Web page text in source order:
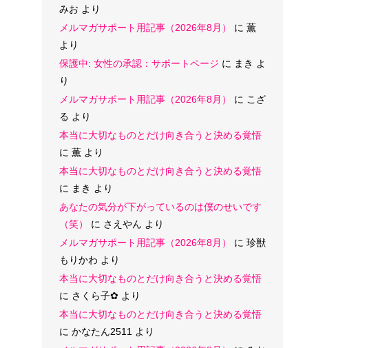
みお より
メルマガサポート用記事（2026年8月）
に 薫
より
保護中: 女性の承認：サポートページ に まき よ
り
メルマガサポート用記事（2026年8月）
に こざ
る より
本当に大切なものとだけ向き合うと決める覚悟
に 薫 より
本当に大切なものとだけ向き合うと決める覚悟
に まき より
あなたの気分が下がっているのは僕のせいです
（笑）
に さえやん より
メルマガサポート用記事（2026年8月）
に 珍獣
もりかわ より
本当に大切なものとだけ向き合うと決める覚悟
に さくら子‪✿ より
本当に大切なものとだけ向き合うと決める覚悟
に かなたん2511 より